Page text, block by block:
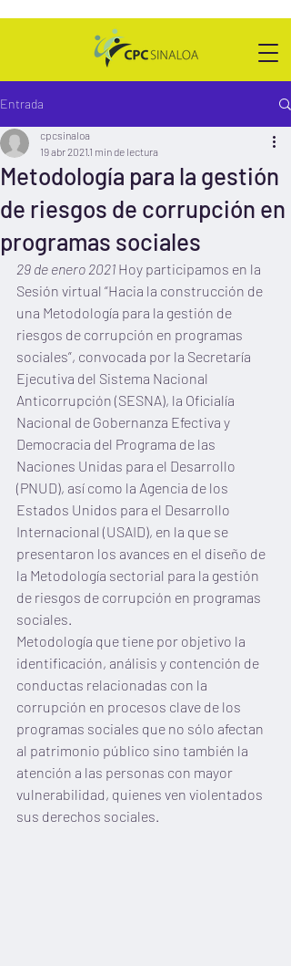
Entrada
Metodología para la gestión
de riesgos de corrupción en
programas sociales
cpcsinaloa
19 abr 2021 1 min de lectura
29 de enero 2021 Hoy participamos en la
Sesión virtual “Hacia la construcción de
una Metodología para la gestión de
riesgos de corrupción en programas
sociales”, convocada por la Secretaría
Ejecutiva del Sistema Nacional
Anticorrupción (SESNA), la Oficialía
Nacional de Gobernanza Efectiva y
Democracia del Programa de las
Naciones Unidas para el Desarrollo
(PNUD), así como la Agencia de los
Estados Unidos para el Desarrollo
Internacional (USAID), en la que se
presentaron los avances en el diseño de
la Metodología sectorial para la gestión
de riesgos de corrupción en programas
sociales.
Metodología que tiene por objetivo la
identificación, análisis y contención de
conductas relacionadas con la
corrupción en procesos clave de los
programas sociales que no sólo afectan
al patrimonio público sino también la
atención a las personas con mayor
vulnerabilidad, quienes ven violentados
sus derechos sociales.